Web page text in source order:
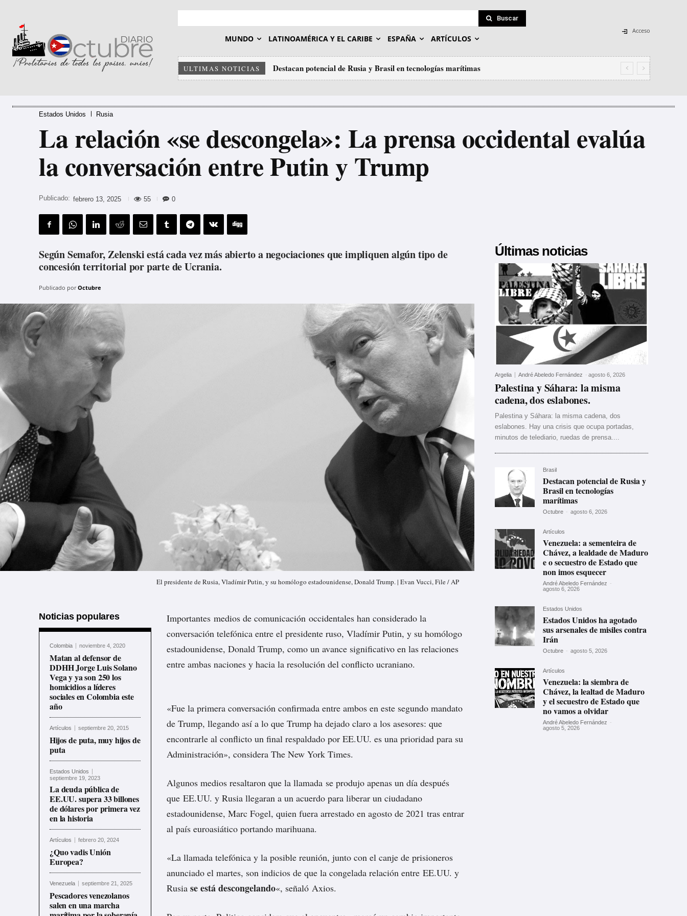
Buscar
MUNDO LATINOAMÉRICA Y EL CARIBE ESPAÑA ARTÍCULOS
Acceso
ULTIMAS NOTICIAS Destacan potencial de Rusia y Brasil en tecnologías marítimas
Venezuela: a sementeira de Chávez, a lealdade de Maduro e o secuestro de Estado que non
imos esquecer
Estados Unidos Rusia
La relación «se descongela»: La prensa occidental evalúa
la conversación entre Putin y Trump
Publicado: febrero 13, 2025 55 0
Según Semafor, Zelenski está cada vez más abierto a negociaciones que impliquen algún tipo de
concesión territorial por parte de Ucrania.
Publicado por Octubre
El presidente de Rusia, Vladímir Putin, y su homólogo estadounidense, Donald Trump. | Evan Vucci, File / AP
Noticias populares
Colombia noviembre 4, 2020
Matan al defensor de
DDHH Jorge Luis Solano
Vega y ya son 250 los
homicidios a líderes
sociales en Colombia este
año
Artículos septiembre 20, 2015
Hijos de puta, muy hijos de
puta
Estados Unidos
septiembre 19, 2023
La deuda pública de
EE.UU. supera 33 billones
de dólares por primera vez
en la historia
Artículos febrero 20, 2024
¿Quo vadis Unión
Europea?
Venezuela septiembre 21, 2025
Pescadores venezolanos
salen en una marcha
Importantes medios de comunicación occidentales han considerado la
conversación telefónica entre el presidente ruso, Vladímir Putin, y su homólogo
estadounidense, Donald Trump, como un avance significativo en las relaciones
entre ambas naciones y hacia la resolución del conflicto ucraniano.
«Fue la primera conversación confirmada entre ambos en este segundo mandato
de Trump, llegando así a lo que Trump ha dejado claro a los asesores: que
encontrarle al conflicto un final respaldado por EE.UU. es una prioridad para su
Administración», considera The New York Times.
Algunos medios resaltaron que la llamada se produjo apenas un día después
que EE.UU. y Rusia llegaran a un acuerdo para liberar un ciudadano
estadounidense, Marc Fogel, quien fuera arrestado en agosto de 2021 tras entrar
al país euroasiático portando marihuana.
«La llamada telefónica y la posible reunión, junto con el canje de prisioneros
anunciado el martes, son indicios de que la congelada relación entre EE.UU. y
Rusia se está descongelando«, señaló Axios.
Últimas noticias
Argelia André Abeledo Fernández - agosto 6, 2026
Palestina y Sáhara: la misma
cadena, dos eslabones.
Palestina y Sáhara: la misma cadena, dos
eslabones. Hay una crisis que ocupa portadas,
minutos de telediario, ruedas de prensa....
Brasil
Destacan potencial de Rusia y
Brasil en tecnologías
marítimas
Octubre - agosto 6, 2026
Artículos
Venezuela: a sementeira de
Chávez, a lealdade de Maduro
e o secuestro de Estado que
non imos esquecer
André Abeledo Fernández -
agosto 6, 2026
Estados Unidos
Estados Unidos ha agotado
sus arsenales de misiles contra
Irán
Octubre - agosto 5, 2026
Artículos
Venezuela: la siembra de
Chávez, la lealtad de Maduro
y el secuestro de Estado que
no vamos a olvidar
André Abeledo Fernández -
agosto 5, 2026